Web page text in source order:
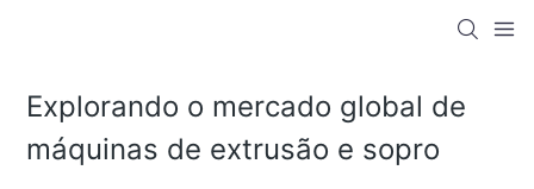
Explorando o mercado global de
máquinas de extrusão e sopro